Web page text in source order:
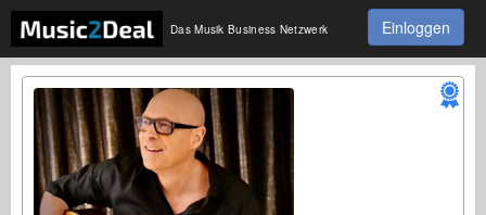
Das Musik Business Netzwerk Einloggen